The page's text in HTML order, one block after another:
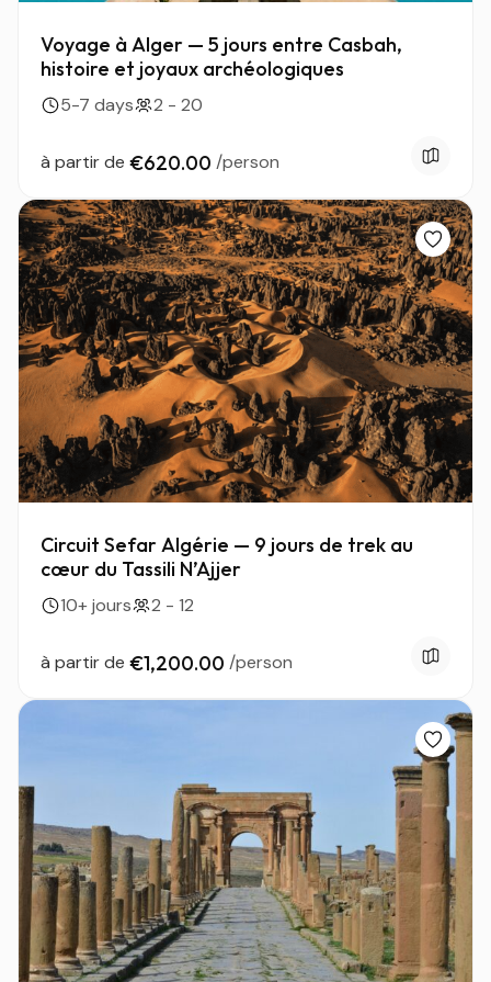
Voyage à Alger — 5 jours entre Casbah,
histoire et joyaux archéologiques
5-7 days 2 - 20
à partir de €620.00 /person
Circuit Sefar Algérie — 9 jours de trek au
cœur du Tassili N’Ajjer
10+ jours 2 - 12
à partir de €1,200.00 /person